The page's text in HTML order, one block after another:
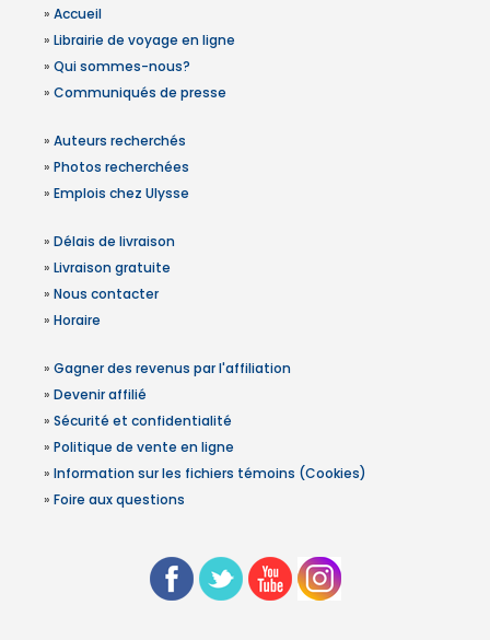
» Accueil
» Librairie de voyage en ligne
» Qui sommes-nous?
» Communiqués de presse
» Auteurs recherchés
» Photos recherchées
» Emplois chez Ulysse
» Délais de livraison
» Livraison gratuite
» Nous contacter
» Horaire
» Gagner des revenus par l'affiliation
» Devenir affilié
» Sécurité et confidentialité
» Politique de vente en ligne
» Information sur les fichiers témoins (Cookies)
» Foire aux questions